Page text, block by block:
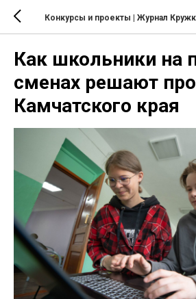
Конкурсы и проекты | Журнал
Как школьники на
сменах решают
Камчатского края